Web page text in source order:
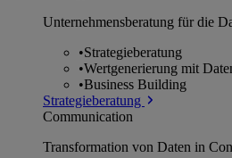
Unternehmens­beratung für die
•Strategieberatung
•Wertgenerierung mit
•Business Building
Strategieberatung
Communication
Transformation von Daten in